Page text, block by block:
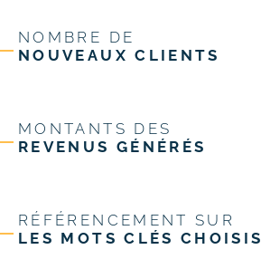
NOMBRE DE
NOUVEAUX CLIENTS
MONTANTS DES
REVENUS GÉNÉRÉS
RÉFÉRENCEMENT SUR
LES MOTS CLÉS CHOISIS